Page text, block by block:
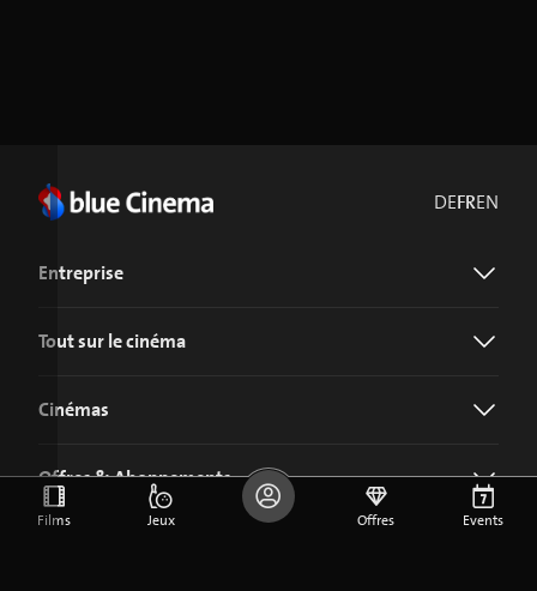
DEFREN
Entreprise
Tout sur le cinéma
Cinémas
Offres & Abonnements
Films Jeux Offres Events